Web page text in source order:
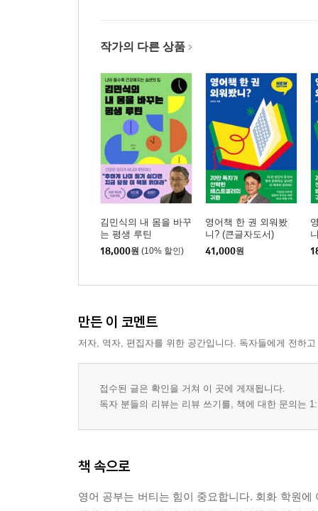
작가의 다른 상품
김민식의 내 몸을 바꾸
는 평생 루틴
18,000원 (10% 할인)
영어책 한 권 외워봤
니? (큰글자도서)
41,000원
만든 이 코멘트
저자, 역자, 편집자를 위한 공간입니다. 독자들에게 전하
접수된 글은 확인을 거쳐 이 곳에 게재됩니다.
독자 분들의 리뷰는 리뷰 쓰기를, 책에 대한 문의는
책 속으로
영어 공부는 버티는 힘이 중요합니다. 회화 학원